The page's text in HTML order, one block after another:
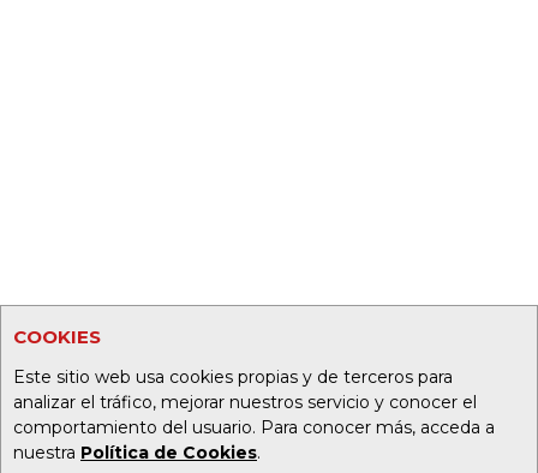
COOKIES
Este sitio web usa cookies propias y de terceros para
analizar el tráfico, mejorar nuestros servicio y conocer el
comportamiento del usuario. Para conocer más, acceda a
nuestra Política de Cookies.